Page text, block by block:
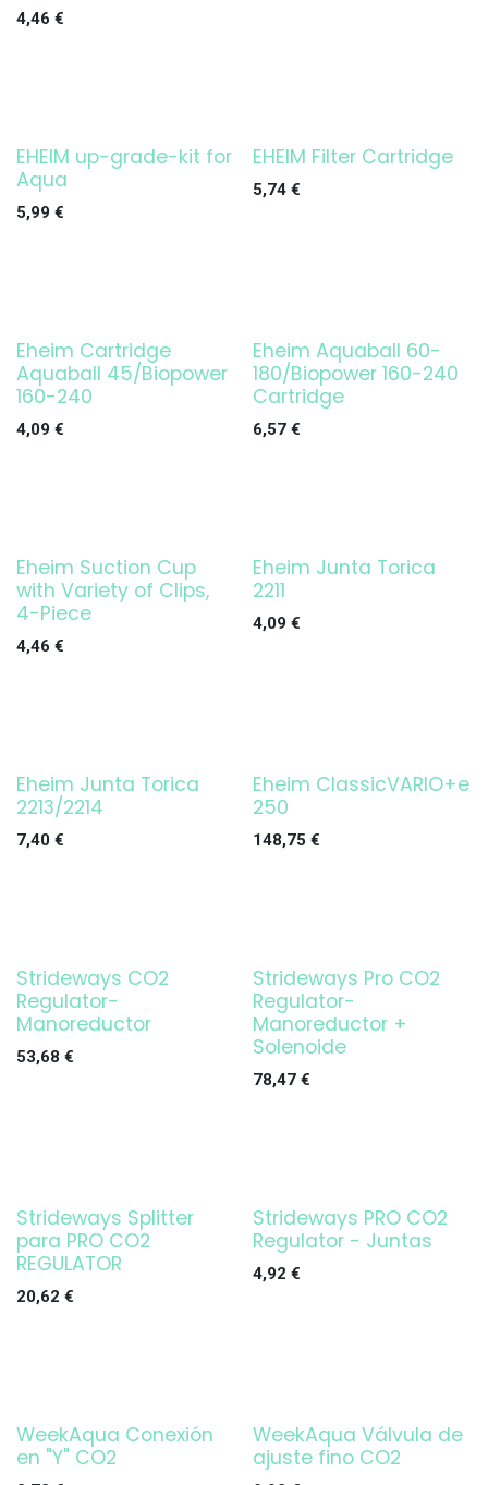
4,46 €
¡OFERTA!
EHEIM up-grade-kit for
Aqua
5,99 €
EHEIM Filter Cartridge
5,74€
Eheim Cartridge
Aquaball 45/Biopower
160-240
4,09 €
Eheim Aquaball 60-
180/Biopower 160-240
Cartridge
6,57€
¡OFERTA!
Eheim Suction Cup
with Variety of Clips,
4-Piece
4,46 €
Eheim Junta Torica
2211
4,09 €
Eheim Junta Torica
2213/2214
7,40 €
¡OFERTA!
Eheim ClassicVARIO+e
250
148,75 €
Strideways CO2
Regulator-
Manoreductor
53,68 €
Strideways Pro CO2
Regulator-
Manoreductor +
Solenoide
78,47€
Strideways Splitter
para PRO CO2
REGULATOR
20,62 €
Strideways PRO CO2
Regulator - Juntas
4,92 €
WeekAqua Conexión
en "Y" CO2
WeekAqua Válvula de
ajuste fino CO2